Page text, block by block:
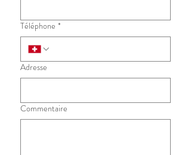
Téléphone *
Adresse
Commentaire